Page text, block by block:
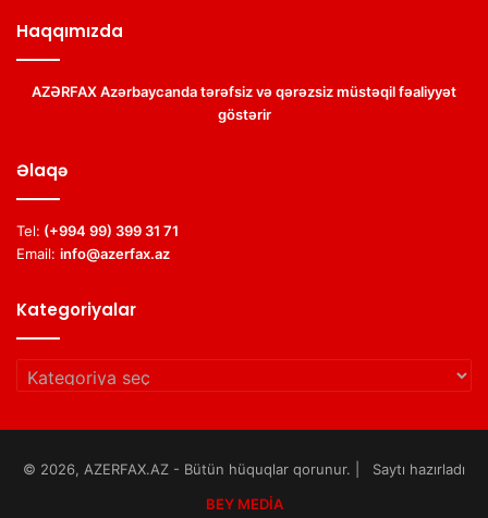
Haqqımızda
AZƏRFAX Azərbaycanda tərəfsiz və qərəzsiz müstəqil fəaliyyət
göstərir
Əlaqə
Tel: (+994 99) 399 31 71
Email: info@azerfax.az
Kategoriyalar
Kategoriyalar
© 2026, AZERFAX.AZ - Bütün hüquqlar qorunur. | Saytı hazırladı
BEY MEDİA